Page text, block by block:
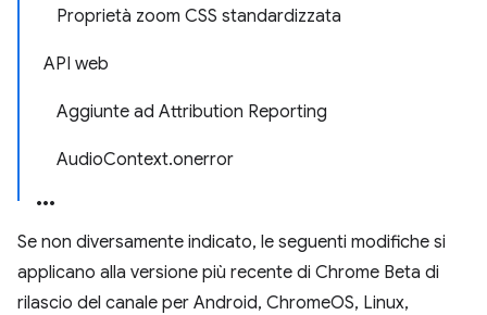
Proprietà zoom CSS standardizzata
API web
Aggiunte ad Attribution Reporting
AudioContext.onerror
Se non diversamente indicato, le seguenti modifiche si
applicano alla versione più recente di Chrome Beta di
rilascio del canale per Android, ChromeOS, Linux,